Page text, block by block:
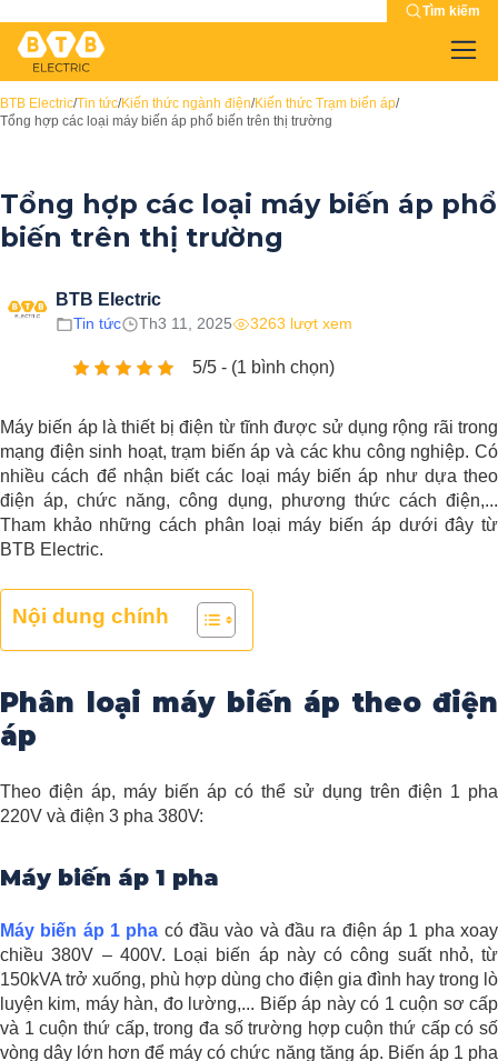
Tìm kiếm
BTB Electric/Tin tức/Kiến thức ngành điện/Kiến thức Trạm biến áp/
Tổng hợp các loại máy biến áp phổ biến trên thị trường
Tổng hợp các loại máy biến áp phổ
biến trên thị trường
BTB Electric
Tin tức Th3 11, 2025 3263 lượt xem
5/5 - (1 bình chọn)
Máy biến áp là thiết bị điện từ tĩnh được sử dụng rộng rãi trong
mạng điện sinh hoạt, trạm biến áp và các khu công nghiệp. Có
nhiều cách để nhận biết các loại máy biến áp như dựa theo
điện áp, chức năng, công dụng, phương thức cách điện,...
Tham khảo những cách phân loại máy biến áp dưới đây từ
BTB Electric.
Nội dung chính
Phân loại máy biến áp theo điện
áp
Theo điện áp, máy biến áp có thể sử dụng trên điện 1 pha
220V và điện 3 pha 380V:
Máy biến áp 1 pha
Máy biến áp 1 pha có đầu vào và đầu ra điện áp 1 pha xoay
chiều 380V – 400V. Loại biến áp này có công suất nhỏ, từ
150kVA trở xuống, phù hợp dùng cho điện gia đình hay trong lò
luyện kim, máy hàn, đo lường,... Biếp áp này có 1 cuộn sơ cấp
và 1 cuộn thứ cấp, trong đa số trường hợp cuộn thứ cấp có số
vòng dây lớn hơn để máy có chức năng tăng áp. Biến áp 1 pha